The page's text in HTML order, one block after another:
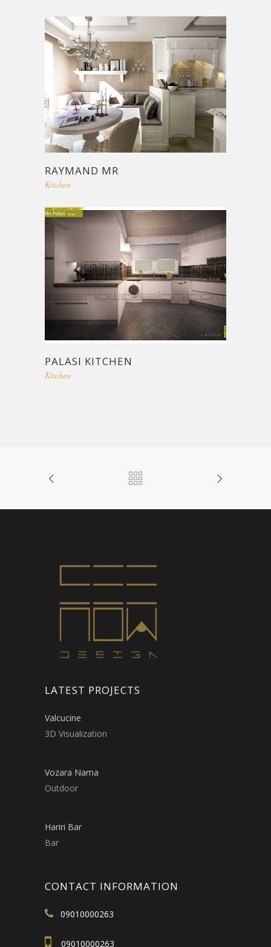
RAYMAND MR
Kitchen
PALASI KITCHEN
Kitchen
LATEST PROJECTS
Valcucine
3D Visualization
Vozara Nama
Outdoor
Hariri Bar
Bar
CONTACT INFORMATION
09010000263
09010000263